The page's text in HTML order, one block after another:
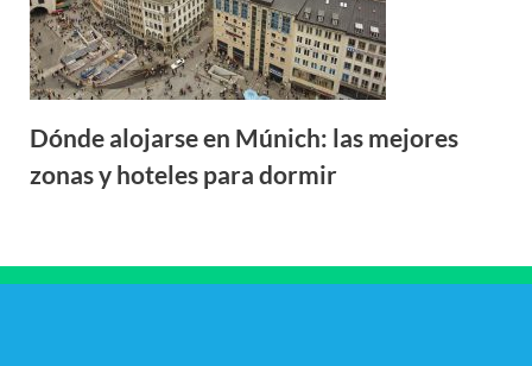
Dónde alojarse en Múnich: las mejores
zonas y hoteles para dormir